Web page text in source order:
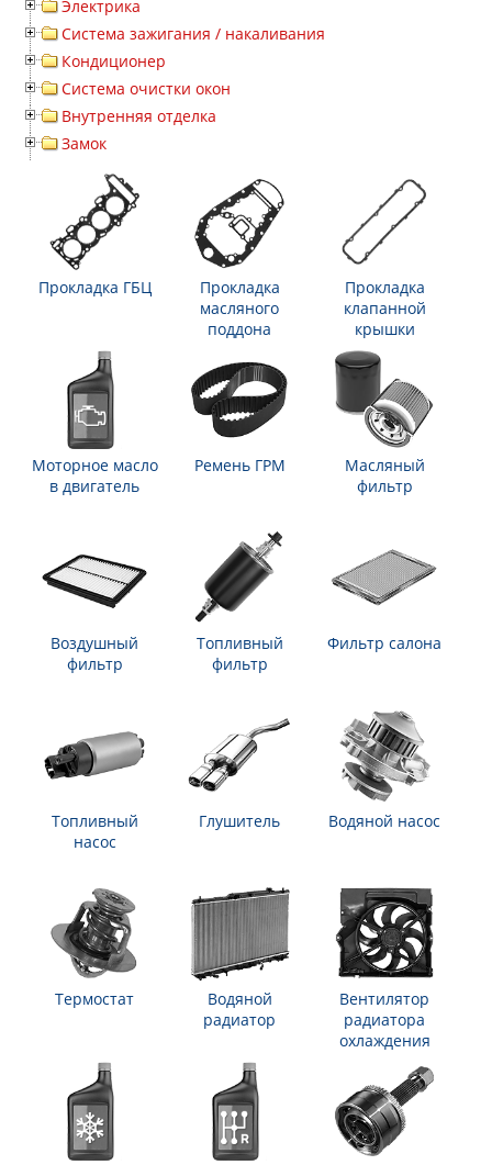
Электрика
Система зажигания / накаливания
Кондиционер
Система очистки окон
Внутренняя отделка
Замок
Прокладка ГБЦ
Прокладка
масляного
поддона
Прокладка
клапанной
крышки
Моторное масло
в двигатель
Ремень ГРМ
Масляный
фильтр
Воздушный
фильтр
Топливный
фильтр
Фильтр салона
Топливный
насос
Глушитель Водяной насос
Термостат
Водяной
радиатор
Вентилятор
радиатора
охлаждения